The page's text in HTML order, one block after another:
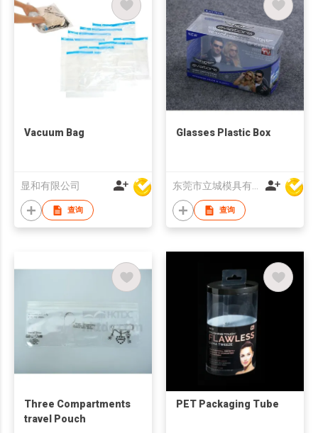
Vacuum Bag
显和有限公司
查询
Glasses Plastic Box
东莞市立城模具有限公司
查询
Three Compartments
travel Pouch
PET Packaging Tube